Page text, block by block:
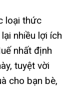
loại thức
nhiều lợi ích
nhất định
tuyệt vời
cho bạn bè,